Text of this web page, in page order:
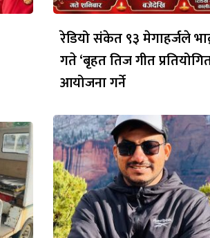
रेडियो संकेत ९३ मेगाहर्जले
गते ‘बृहत तिज गीत
आयोजना गर्ने